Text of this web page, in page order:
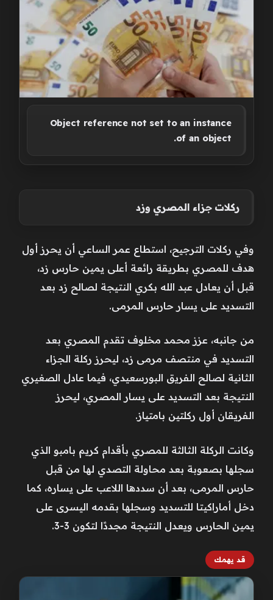
Object reference not set to an instance
of an object.
ركلات جزاء المصري وزد
وفي ركلات الترجيح، استطاع عمر الساعي أن يحرز أول
هدف للمصري بطريقة رائعة أعلى يمين حارس زد،
قبل أن يعادل عبد الله بكري النتيجة لصالح زد بعد
التسديد على يسار حارس المرمى.
من جانبه، عزز محمد مخلوف تقدم المصري بعد
التسديد في منتصف مرمى زد، ليحرز ركلة الجزاء
الثانية لصالح الفريق البورسعيدي، فيما عادل الصغيري
النتيجة بعد التسديد على يسار المصري، ليحرز
الفريقان أول ركلتين بامتياز.
وكانت الركلة الثالثة للمصري بأقدام كريم بامبو الذي
سجلها بصعوبة بعد محاولة التصدي لها من قبل
حارس المرمى، بعد أن سددها اللاعب على يساره، كما
دخل أماراكيتا للتسديد وسجلها بقدمه اليسرى على
يمين الحارس ويعدل النتيجة مجددًا لتكون 3-3.
قد يهمك